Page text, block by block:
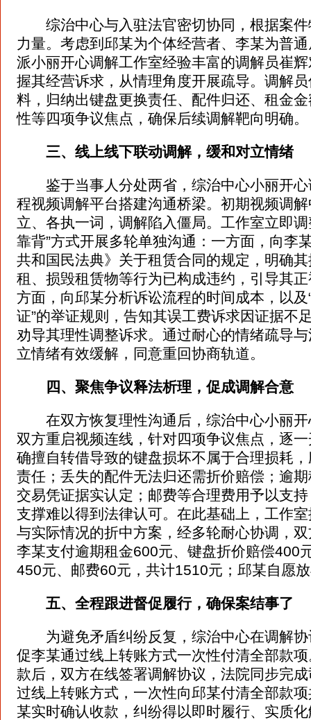
综治中心与入驻法官密切协同，根据案件
力量。考虑到邱某为个体经营者、李某为普
派小丽开心调解工作室经验丰富的调解员崔
握其经营诉求，从情理角度开展疏导。调解
料，归纳出键盘更换责任、配件归还、租金
性等四项争议焦点，确保后续调解靶向明确。
三、线上线下联动调解，缓和对立情绪
鉴于当事人分处两省，综治中心小丽开心
程视频调解平台搭建沟通桥梁。初期视频调
立、各执一词，调解陷入僵局。工作室立即
靠背”方式开展多轮单独沟通：一方面，向李
共和国民法典》关于租赁合同的规定，明确
租、损毁租赁物等行为已构成违约，引导其
方面，向邱某分析诉讼流程的时间成本，以及
证”的举证规则，告知其误工费诉求因证据不
劝导其理性调整诉求。通过耐心的情绪疏导
立情绪有效缓解，同意重回协商轨道。
四、聚焦争议释法析理，促成调解合意
在双方恢复理性沟通后，综治中心小丽开
双方重启视频连线，针对四项争议焦点，逐
确擅自转借导致的键盘损坏不属于合理损耗
责任；丢失的配件无法归还需折价赔偿；逾
交易凭证据实认定；邮费等合理费用予以支
支撑难以得到法律认可。在此基础上，工作
与实际情况的折中方案，经多轮耐心协调，
李某支付逾期租金600元、键盘折价赔偿400
450元、邮费60元，共计1510元；邱某自愿
五、全程跟进督促履行，确保案结事了
为避免矛盾纠纷反复，综治中心在调解协
促李某通过线上转账方式一次性付清全部款
款后，双方在线签署调解协议，法院同步完
过线上转账方式，一次性向邱某付清全部款
某实时确认收款，纠纷得以即时履行、实质